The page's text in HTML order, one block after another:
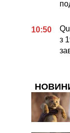
10:50
з